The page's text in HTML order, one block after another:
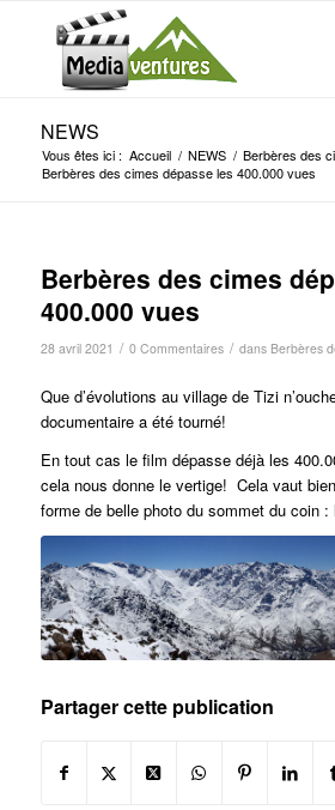
NEWS
Vous êtes ici : Accueil / NEWS / Berbères des
Berbères des cimes dépasse les 400.000 vues
Berbères des cimes
400.000 vues
28 avril 2021 / 0 Commentaires / dans Berbères
Que d’évolutions au village de Tizi
documentaire a été tourné!
En tout cas le film dépasse déjà les
cela nous donne le vertige! Cela vaut
forme de belle photo du sommet du coin :
Toubkal
Partager cette publication